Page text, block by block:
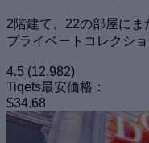
2階建て、22の部屋に
プライベートコレクシ
4.5 (12,982)
Tiqets最安価格：
$34.68